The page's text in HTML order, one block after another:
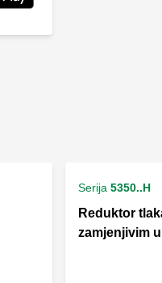
Serija 5350..H
Reduktor
zamjenjivim